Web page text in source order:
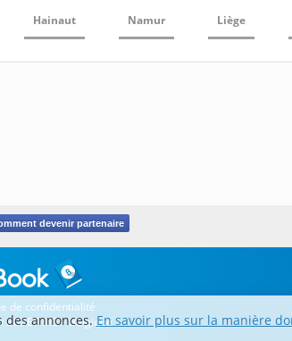
Hainaut Namur Liège
devenir partenaire
de confidentialité
– Belgique
des annonces.En savoir plus sur la manière